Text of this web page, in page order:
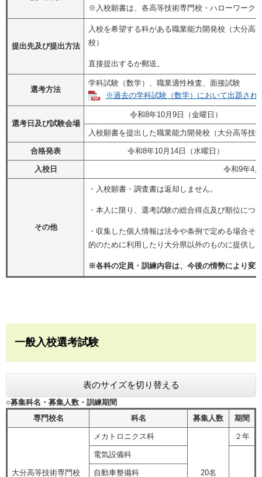
※入校願書は、各高等技術専門校・ハローワーク
提出先及び提出方法
入校を希望する科がある職業能力開発校（大分高
校）
直接提出するか郵送。
選考方法
学科試験（数学）、職業適性検査、面接試験
※過去の学科試験（数学）において出題され
選考日及び試験会場
令和8年10月9日（金曜日）
入校願書を提出した職業能力開発校（大分高等技
合格発表 令和8年10月14日（水曜日）
入校日 令和9年4
その他
・入校願書・調査書は返却しません。
・本人に限り、選考試験の総合得点及び順位につ
・収集した個人情報は法令や条例で定める場合
的のために利用したり大分県以外のものに提供し
※各科の定員・訓練内容は、今後の情勢により変
一般入校選考試験
表のサイズを切り替える
○募集科名・募集人数・訓練期間
専門校名
科名 募集人数 期間
大分高等技術専門校
メカトロニクス科
20名
２年
電気設備科
自動車整備科